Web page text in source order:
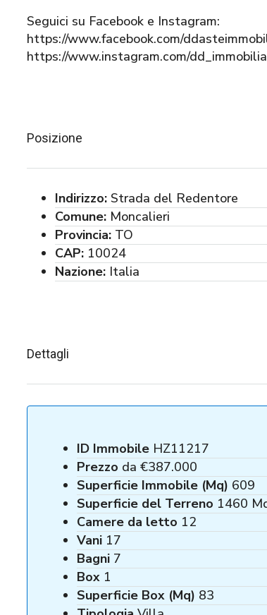
Seguici su Facebook e Instagram:
https://www.facebook.com/
https://www.instagram.com/
Posizione
Indirizzo: Strada del Redentore
Comune: Moncalieri
Provincia: TO
CAP: 10024
Nazione: Italia
Dettagli
ID Immobile HZ11217
Prezzo da €387.000
Superficie Immobile (Mq) 609
Superficie del Terreno 1460
Camere da letto 12
Vani 17
Bagni 7
Box 1
Superficie Box (Mq) 83